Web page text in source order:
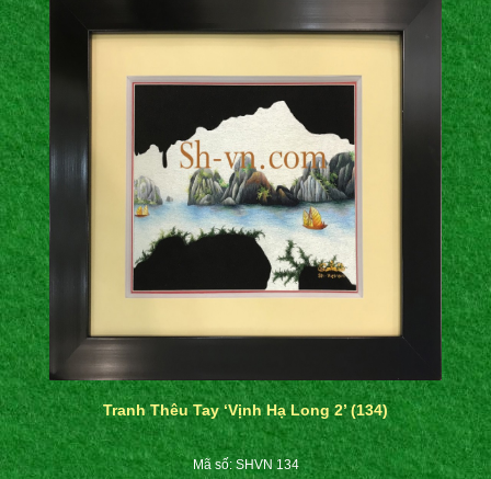
Tranh Thêu Tay ‘Vịnh Hạ Long 2’ (134)
Mã số: SHVN 134